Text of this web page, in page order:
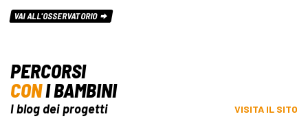
VAI ALL'OSSERVATORIO
PERCORSI
CONI BAMBINI
I blog dei progetti VISITA IL SITO